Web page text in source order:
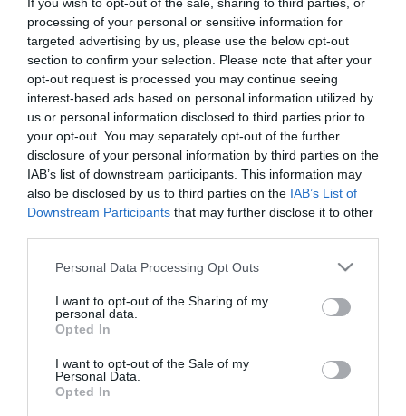
processing of your personal or sensitive information for
targeted advertising by us, please use the below opt-out
section to confirm your selection. Please note that after your
opt-out request is processed you may continue seeing
interest-based ads based on personal information utilized by
us or personal information disclosed to third parties prior to
your opt-out. You may separately opt-out of the further
disclosure of your personal information by third parties on the
IAB’s list of downstream participants. This information may
also be disclosed by us to third parties on the IAB’s List of
Downstream Participants that may further disclose it to other
Please note that this website/app uses one or more Google
not limited to your visit or usage behaviour. You may click to
grant or deny consent to Google and its third-party tags to
use your data for below specified purposes in below Google
consent section.
Personal Data Processing Opt Outs
I want to opt-out of the Sharing of my
personal data.
Opted In
I want to opt-out of the Sale of my
Personal Data.
Opted In
SECURITY - CYBERSECURITY
Ξεκινά ο προκριματικός
διαγωνισμός για το European
Cyber Security Challenge 2025
13.06.2025